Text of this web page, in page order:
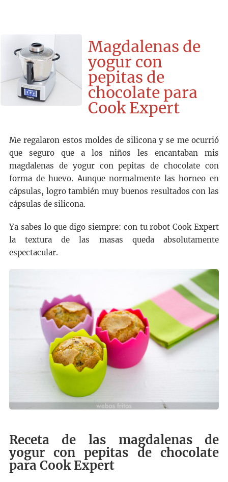
Magdalenas de
yogur con
pepitas de
chocolate para
Cook Expert
Me regalaron estos moldes de silicona y se me ocurrió
que seguro que a los niños les encantaban mis
magdalenas de yogur con pepitas de chocolate con
forma de huevo. Aunque normalmente las horneo en
cápsulas, logro también muy buenos resultados con las
cápsulas de silicona.
Ya sabes lo que digo siempre: con tu robot Cook Expert
la textura de las masas queda absolutamente
espectacular.
Receta de las magdalenas de
yogur con pepitas de chocolate
para Cook Expert